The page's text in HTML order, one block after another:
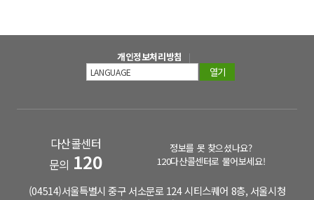
개인정보처리방침
열기
다산콜센터
문의 120
정보를 못 찾으셨나요?
120다산콜센터로 물어보세요!
(04514)서울특별시 중구 서소문로 124 시티스퀘어 8층, 서울시청